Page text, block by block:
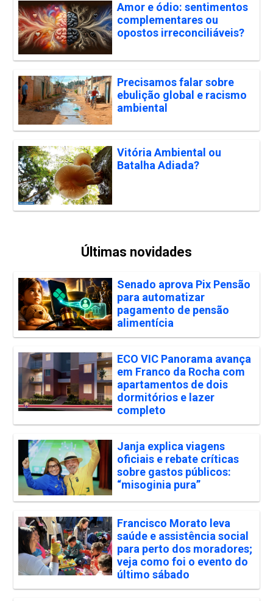
Amor e ódio: sentimentos
complementares ou
opostos irreconciliáveis?
Precisamos falar sobre
ebulição global e racismo
ambiental
Vitória Ambiental ou
Batalha Adiada?
Últimas novidades
Senado aprova Pix Pensão
para automatizar
pagamento de pensão
alimentícia
ECO VIC Panorama avança
em Franco da Rocha com
apartamentos de dois
dormitórios e lazer
completo
Janja explica viagens
oficiais e rebate críticas
sobre gastos públicos:
“misoginia pura”
Francisco Morato leva
saúde e assistência social
para perto dos moradores;
veja como foi o evento do
último sábado